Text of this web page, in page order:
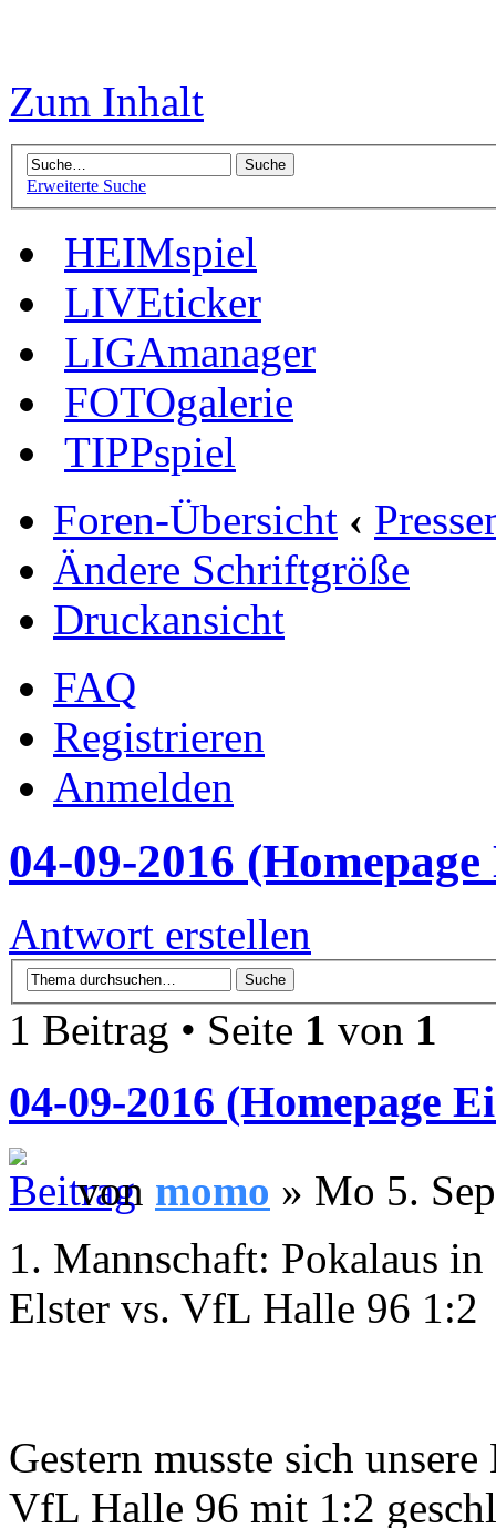
Zum Inhalt
Erweiterte Suche
HEIMspiel
LIVEticker
LIGAmanager
FOTOgalerie
TIPPspiel
Foren-Übersicht ‹
Ändere Schriftgröße
Druckansicht
FAQ
Registrieren
Anmelden
04-09-2016
Antwort erstellen
1 Beitrag • Seite 1 von 1
04-09-2016 (Homepage
von momo » Mo 5.
1. Mannschaft: Pokalaus
Elster vs. VfL Halle 96 1:2
Gestern musste sich
VfL Halle 96 mit 1:2